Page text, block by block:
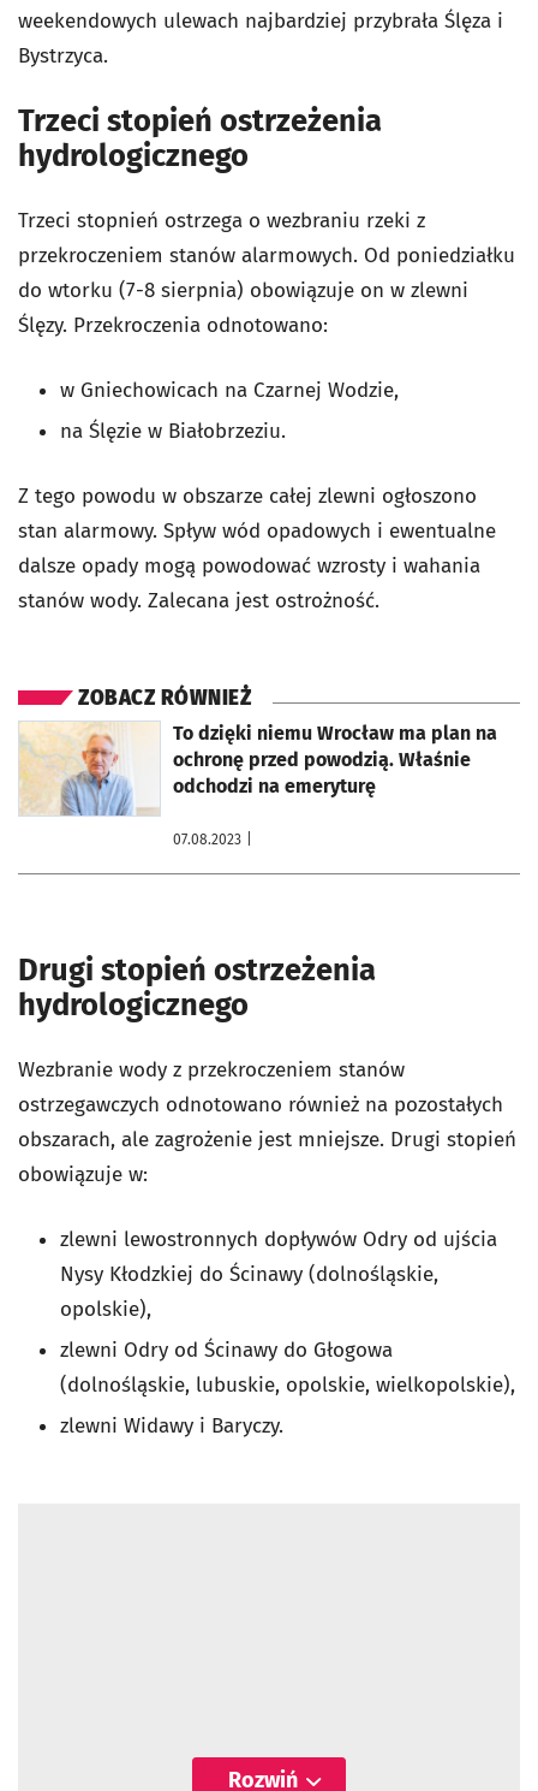
weekendowych ulewach najbardziej przybrała Ślęza i
Bystrzyca.
Trzeci stopień ostrzeżenia
hydrologicznego
Trzeci stopnień ostrzega o wezbraniu rzeki z
przekroczeniem stanów alarmowych. Od poniedziałku
do wtorku (7-8 sierpnia) obowiązuje on w zlewni
Ślęzy. Przekroczenia odnotowano:
w Gniechowicach na Czarnej Wodzie,
na Ślęzie w Białobrzeziu.
Z tego powodu w obszarze całej zlewni ogłoszono
stan alarmowy. Spływ wód opadowych i ewentualne
dalsze opady mogą powodować wzrosty i wahania
stanów wody. Zalecana jest ostrożność.
ZOBACZ RÓWNIEŻ
To dzięki niemu Wrocław ma plan na
ochronę przed powodzią. Właśnie
odchodzi na emeryturę
07.08.2023
otworzy się w nowej karcie
Drugi stopień ostrzeżenia
hydrologicznego
Wezbranie wody z przekroczeniem stanów
ostrzegawczych odnotowano również na pozostałych
obszarach, ale zagrożenie jest mniejsze. Drugi stopień
obowiązuje w:
zlewni lewostronnych dopływów Odry od ujścia
Nysy Kłodzkiej do Ścinawy (dolnośląskie,
opolskie),
zlewni Odry od Ścinawy do Głogowa
(dolnośląskie, lubuskie, opolskie, wielkopolskie),
zlewni Widawy i Baryczy.
Rozwiń